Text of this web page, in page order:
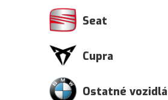
Seat
Cupra
Ostatné vozidlá